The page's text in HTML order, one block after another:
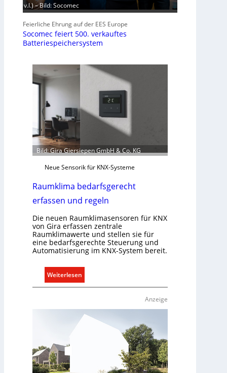
v.l.) – Bild: Socomec
Feierliche Ehrung auf der EES Europe
Socomec feiert 500. verkauftes
Batteriespeichersystem
Bild: Gira Giersiepen GmbH & Co. KG
Neue Sensorik für KNX-Systeme
Raumklima bedarfsgerecht
erfassen und regeln
Die neuen Raumklimasensoren für KNX
von Gira erfassen zentrale
Raumklimawerte und stellen sie für
eine bedarfsgerechte Steuerung und
Automatisierung im KNX-System bereit.
Weiterlesen
R
m
Anzeige